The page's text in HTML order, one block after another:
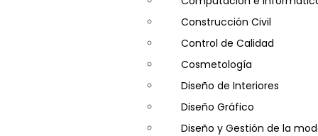
Construcción Civil
Control de Calidad
Cosmetología
Diseño de Interiores
Diseño Gráfico
Diseño y Gestión de la